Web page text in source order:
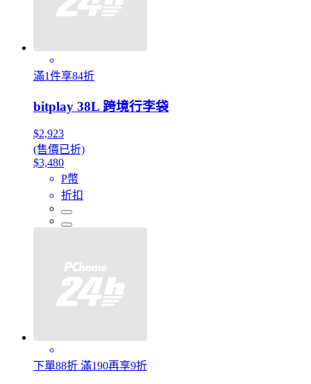
滿1件享84折
bitplay 38L 跨境行李袋
$2,923
(售價已折)
$3,480
P幣
折扣
下單88折 滿190再享9折